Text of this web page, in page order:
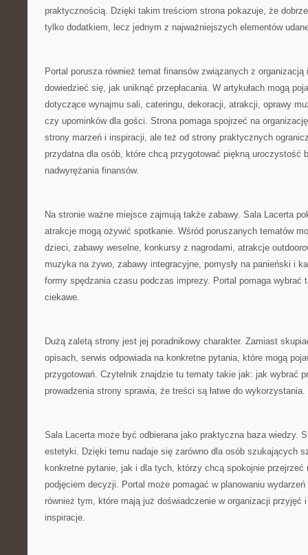
praktycznością. Dzięki takim treściom strona pokazuje, że
tylko dodatkiem, lecz jednym z najważniejszych elementów
Portal porusza również temat finansów związanych z
dowiedzieć się, jak uniknąć przepłacania. W artykułach mogą
dotyczące wynajmu sali, cateringu, dekoracji, atrakcji, oprawy
czy upominków dla gości. Strona pomaga spojrzeć na
strony marzeń i inspiracji, ale też od strony praktycznych
przydatna dla osób, które chcą przygotować piękną uroczystość
nadwyrężania finansów.
Na stronie ważne miejsce zajmują także zabawy. Sala Lacerta
atrakcje mogą ożywić spotkanie. Wśród poruszanych tematów
dzieci, zabawy weselne, konkursy z nagrodami, atrakcje
muzyka na żywo, zabawy integracyjne, pomysły na panieński i
formy spędzania czasu podczas imprezy. Portal pomaga wybrać
ciekawe.
Dużą zaletą strony jest jej poradnikowy charakter. Zamiast
opisach, serwis odpowiada na konkretne pytania, które mogą
przygotowań. Czytelnik znajdzie tu tematy takie jak: jak wybrać
prowadzenia strony sprawia, że treści są łatwe do wykorzystania.
Sala Lacerta może być odbierana jako praktyczna baza wiedzy.
estetyki. Dzięki temu nadaje się zarówno dla osób szukających
konkretne pytanie, jak i dla tych, którzy chcą spokojnie przejrzeć
podjęciem decyzji. Portal może pomagać w planowaniu
również tym, które mają już doświadczenie w organizacji przyjęć
inspiracje.